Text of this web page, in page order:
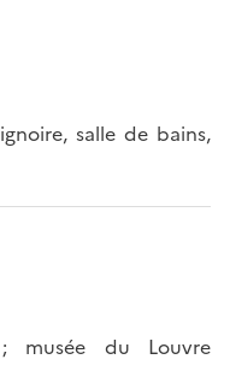
salle de bains,
du Louvre